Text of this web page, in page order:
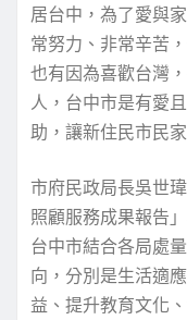
居台中，為了愛與
常努力、非常辛苦
也有因為喜歡台灣
人，台中市是有愛
助，讓新住民市民
市府民政局長吳世
照顧服務成果報告
台中市結合各局處
向，分別是生活適
益、提升教育文化